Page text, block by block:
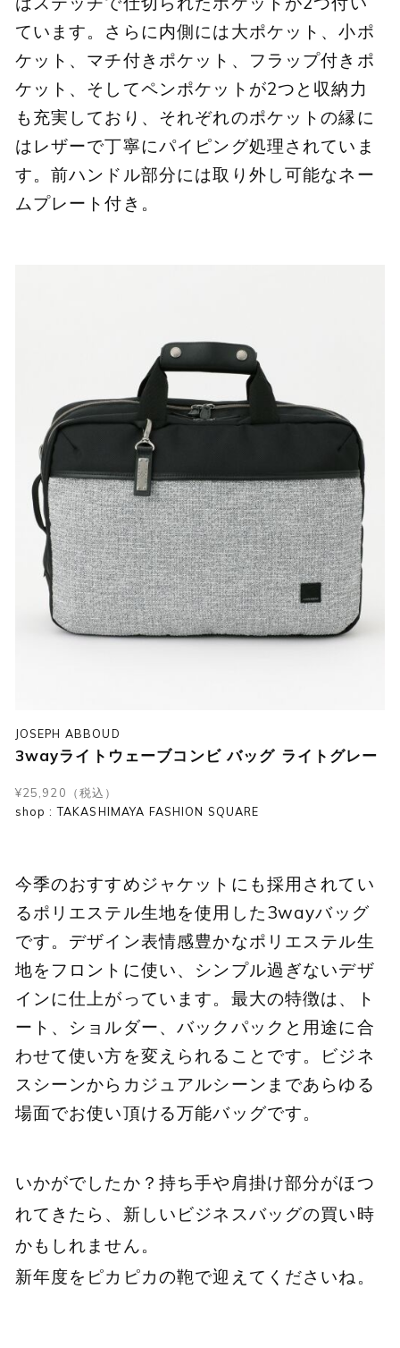
ています。さらに内側には大ポケット、小ポ
ケット、マチ付きポケット、フラップ付きポ
ケット、そしてペンポケットが2つと収納力
も充実しており、それぞれのポケットの縁に
はレザーで丁寧にパイピング処理されていま
す。前ハンドル部分には取り外し可能なネー
ムプレート付き。
JOSEPH ABBOUD
3wayライトウェーブコンビ バッグ ライトグレー
¥25,920（税込）
shop : TAKASHIMAYA FASHION SQUARE
今季のおすすめジャケットにも採用されてい
るポリエステル生地を使用した3wayバッグ
です。デザイン表情感豊かなポリエステル生
地をフロントに使い、シンプル過ぎないデザ
インに仕上がっています。最大の特徴は、ト
ート、ショルダー、バックパックと用途に合
わせて使い方を変えられることです。ビジネ
スシーンからカジュアルシーンまであらゆる
場面でお使い頂ける万能バッグです。
いかがでしたか？持ち手や肩掛け部分がほつ
れてきたら、新しいビジネスバッグの買い時
かもしれません。
新年度をピカピカの鞄で迎えてくださいね。